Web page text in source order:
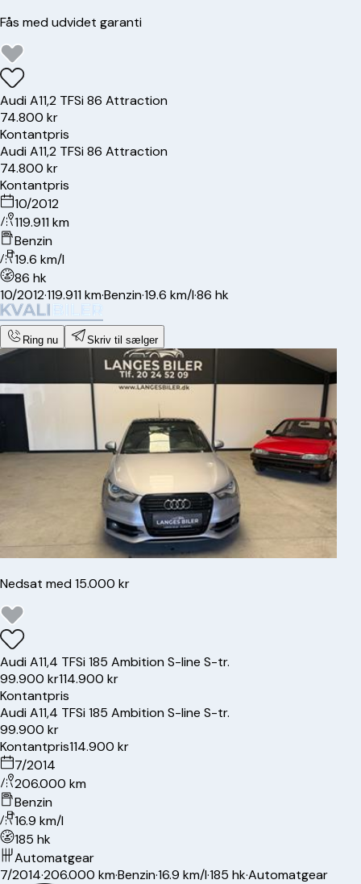
Fås med udvidet garanti
AudiA11,2 TFSi 86 Attraction
74.800 kr
Kontantpris
AudiA11,2 TFSi 86 Attraction
74.800 kr
Kontantpris
10/2012
119.911 km
Benzin
19.6 km/l
86 hk
10/2012·119.911 km·Benzin·19.6 km/l·86 hk
Ring nu Skriv til sælger
Nedsat med 15.000 kr
AudiA11,4 TFSi 185 Ambition S-line S-tr.
99.900 kr114.900 kr
Kontantpris
AudiA11,4 TFSi 185 Ambition S-line S-tr.
99.900 kr
Kontantpris114.900 kr
7/2014
206.000 km
Benzin
16.9 km/l
185 hk
Automatgear
7/2014·206.000 km·Benzin·16.9 km/l·185 hk·Automatgear